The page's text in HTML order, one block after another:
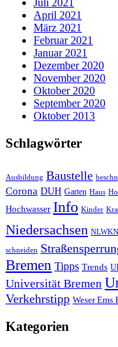
Juli 2021
April 2021
März 2021
Februar 2021
Januar 2021
Dezember 2020
November 2020
Oktober 2020
September 2020
Oktober 2013
Schlagwörter
Ausbildung Baustelle
Corona DUH Garten Haus
Hochwasser Info Kinder
Niedersachsen NLWKN
schneiden
Bremen Tipps Trends
Universität Bremen
Verkehrstipp Weser Ems
Kategorien